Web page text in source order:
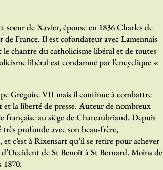
de Xavier, épouse en 1836 Charles de
de France. Il est cofondateur avec Lamennais
chantre du catholicisme libéral et de toutes
libéral est condamné par l’encyclique «
Grégoire VII mais il continue à combattre
et la liberté de presse. Auteur de nombreux
française au siège de Chateaubriand. Depuis
très profonde avec son beau-frère,
c’est à Rixensart qu’il se retire pour achever
de St Benoît à St Bernard. Moins de
1870.